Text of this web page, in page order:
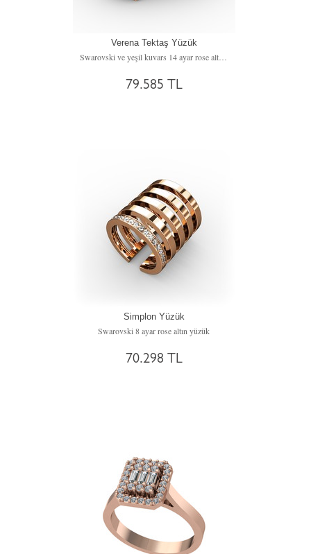
Verena Tektaş Yüzük
Swarovski ve yeşil kuvars 14 ayar rose altın yüzük
79.585 TL
Simplon Yüzük
Swarovski 8 ayar rose altın yüzük
70.298 TL